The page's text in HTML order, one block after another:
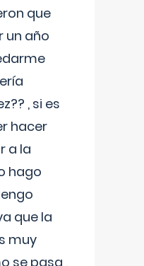
que
un año
, si es
hacer
a la
hago
que la
muy
se pasa ,